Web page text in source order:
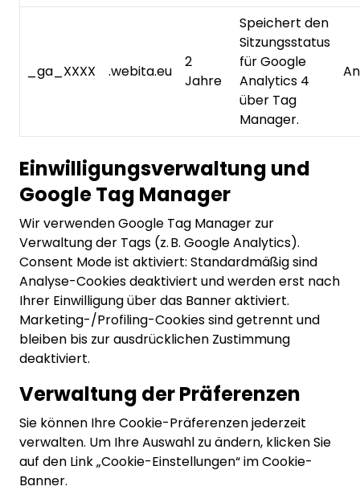
_ga_XXXX .webita.eu
2
Jahre
Speichert den
Sitzungsstatus
für Google
Analytics 4
über Tag
Manager.
Einwilligungsverwaltung und
Google Tag Manager
Wir verwenden Google Tag Manager zur
Verwaltung der Tags (z. B. Google Analytics).
Consent Mode ist aktiviert: Standardmäßig sind
Analyse-Cookies deaktiviert und werden erst nach
Ihrer Einwilligung über das Banner aktiviert.
Marketing-/Profiling-Cookies sind getrennt und
bleiben bis zur ausdrücklichen Zustimmung
deaktiviert.
Verwaltung der Präferenzen
Sie können Ihre Cookie-Präferenzen jederzeit
verwalten. Um Ihre Auswahl zu ändern, klicken Sie
auf den Link „Cookie-Einstellungen“ im Cookie-
Banner.